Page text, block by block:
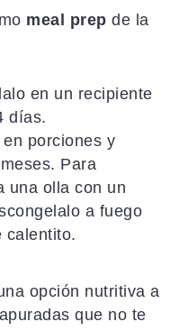
meal prep de la
en un recipiente
días.
porciones y
Para
una olla con un
a fuego
calentito.
opción nutritiva a
que no te